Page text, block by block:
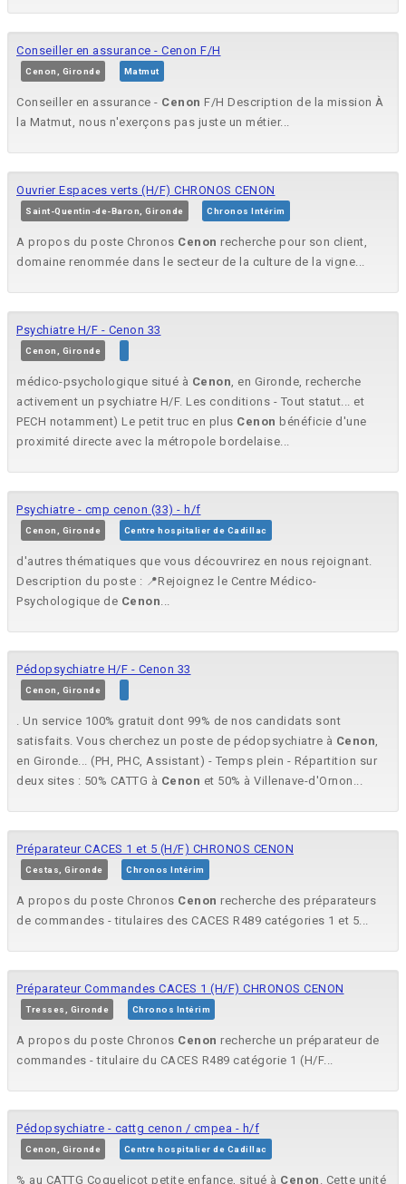
Conseiller en assurance - Cenon F/H
Cenon, Gironde Matmut
Conseiller en assurance - Cenon F/H Description de la mission À
la Matmut, nous n'exerçons pas juste un métier...
Ouvrier Espaces verts (H/F) CHRONOS CENON
Saint-Quentin-de-Baron, Gironde Chronos Intérim
A propos du poste Chronos Cenon recherche pour son client,
domaine renommée dans le secteur de la culture de la vigne...
Psychiatre H/F - Cenon 33
Cenon, Gironde
médico-psychologique situé à Cenon, en Gironde, recherche
activement un psychiatre H/F. Les conditions - Tout statut... et
PECH notamment) Le petit truc en plus Cenon bénéficie d'une
proximité directe avec la métropole bordelaise...
Psychiatre - cmp cenon (33) - h/f
Cenon, Gironde Centre hospitalier de Cadillac
d'autres thématiques que vous découvrirez en nous rejoignant.
Description du poste : 📍Rejoignez le Centre Médico-
Psychologique de Cenon...
Pédopsychiatre H/F - Cenon 33
Cenon, Gironde
. Un service 100% gratuit dont 99% de nos candidats sont
satisfaits. Vous cherchez un poste de pédopsychiatre à Cenon,
en Gironde... (PH, PHC, Assistant) - Temps plein - Répartition sur
deux sites : 50% CATTG à Cenon et 50% à Villenave-d'Ornon...
Préparateur CACES 1 et 5 (H/F) CHRONOS CENON
Cestas, Gironde Chronos Intérim
A propos du poste Chronos Cenon recherche des préparateurs
de commandes - titulaires des CACES R489 catégories 1 et 5...
Préparateur Commandes CACES 1 (H/F) CHRONOS CENON
Tresses, Gironde Chronos Intérim
A propos du poste Chronos Cenon recherche un préparateur de
commandes - titulaire du CACES R489 catégorie 1 (H/F...
Pédopsychiatre - cattg cenon / cmpea - h/f
Cenon, Gironde Centre hospitalier de Cadillac
% au CATTG Coquelicot petite enfance, situé à Cenon . Cette unité